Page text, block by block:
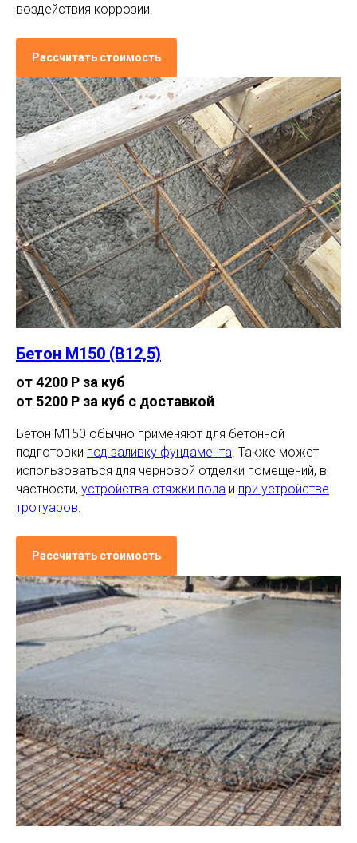
воздействия коррозии.
Рассчитать стоимость
Бетон М150 (В12,5)
от 4200 Р за куб
от 5200 Р за куб с доставкой
Бетон М150 обычно применяют для бетонной
подготовки под заливку фундамента . Также может
использоваться для черновой отделки помещений, в
частности, устройства стяжки пола .и при устройстве
тротуаров
Рассчитать стоимость